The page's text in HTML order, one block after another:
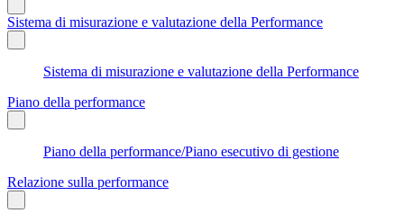
Sistema di misurazione e valutazione della Performance
Sistema di misurazione e valutazione della Performance
Piano della performance
Piano della performance/Piano esecutivo di gestione
Relazione sulla performance